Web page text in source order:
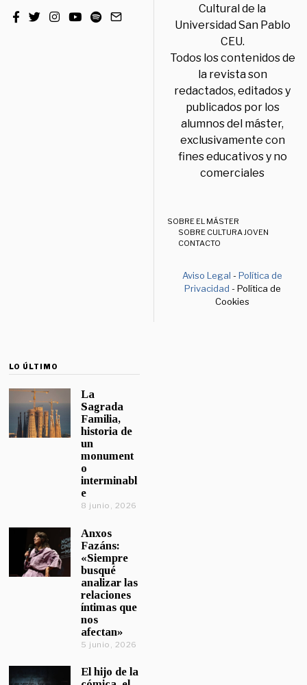
Cultural de la
Universidad San Pablo
CEU.
Todos los contenidos de
la revista son
redactados, editados y
publicados por los
alumnos del máster,
exclusivamente con
fines educativos y no
comerciales
SOBRE EL MÁSTER
SOBRE CULTURA JOVEN
CONTACTO
Aviso Legal -Política de
Privacidad - Política de
Cookies
LO ÚLTIMO
La
Sagrada
Familia,
historia de
un
monument
o
interminabl
e
8 junio, 2026
Anxos
Fazáns:
«Siempre
busqué
analizar las
relaciones
íntimas que
nos
afectan»
5 junio, 2026
El hijo de la